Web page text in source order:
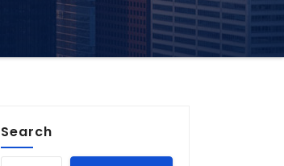
Search